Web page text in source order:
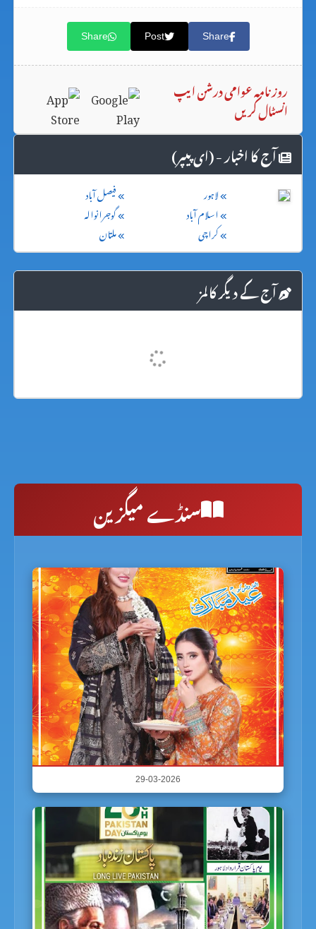
Share
Post
Share
روزنامہ عوامی درشن ایپ
انسٹال کریں
آج کا اخبار - (ای پیپر)
لاہور
فیصل آباد
اسلام آباد
گوجرانوالہ
کراچی
ملتان
آج کے دیگر کالمز
سنڈے میگزین
29-03-2026